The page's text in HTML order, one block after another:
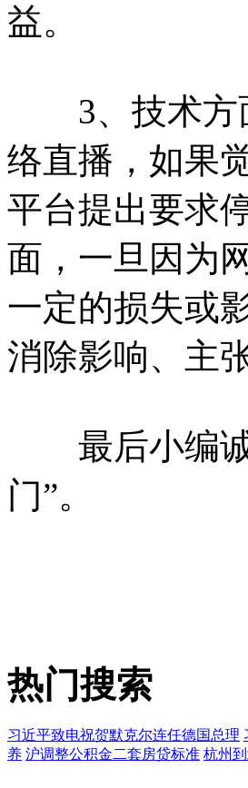
益。
3、技术方
络直播，如果
平台提出要求
面，一旦因为
一定的损失或
消除影响、主
最后小编诚
门”。
热门搜索
习近平致电祝贺默克尔连任德国总理
养 沪调整公积金二套房贷标准 杭州